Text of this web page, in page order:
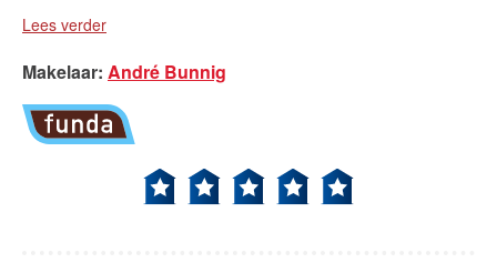
Lees verder
Makelaar: André Bunnig